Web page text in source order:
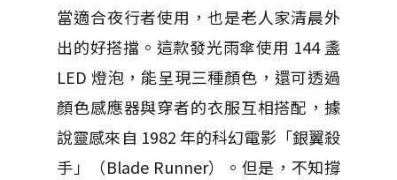
當適合夜行者使用，也是老人家清晨外
出的好搭擋。這款發光雨傘使用 144 盞
LED 燈泡，能呈現三種顏色，還可透過
顏色感應器與穿者的衣服互相搭配，據
說靈感來自 1982 年的科幻電影「銀翼殺
手」（Blade Runner）。但是，不知撐